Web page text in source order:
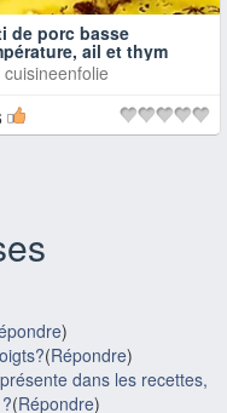
de porc basse
ail et thym
cuisineenfolie
)
(Répondre)
dans les recettes,
(Répondre)